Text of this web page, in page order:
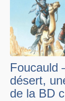
Foucauld
désert,
de la BD